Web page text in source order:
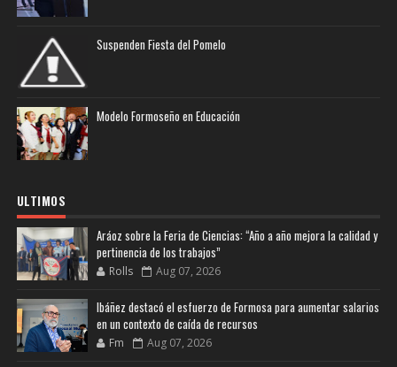
Suspenden Fiesta del Pomelo
Modelo Formoseño en Educación
ULTIMOS
Aráoz sobre la Feria de Ciencias: “Año a año mejora la calidad y
pertinencia de los trabajos”
Rolls Aug 07, 2026
Ibáñez destacó el esfuerzo de Formosa para aumentar salarios
en un contexto de caída de recursos
Fm Aug 07, 2026